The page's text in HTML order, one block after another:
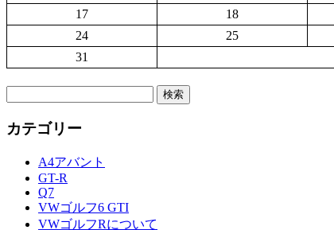
17
18
24
25
31
カテゴリー
A4アバント
GT-R
Q7
VWゴルフ6 GTI
VWゴルフRについて